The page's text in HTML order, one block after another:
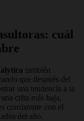
cuál
también
que después del
una tendencia a la
cifra más baja,
consistente con el
del año.